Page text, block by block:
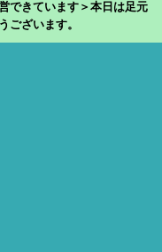
できています＞本日は足元
ございます。